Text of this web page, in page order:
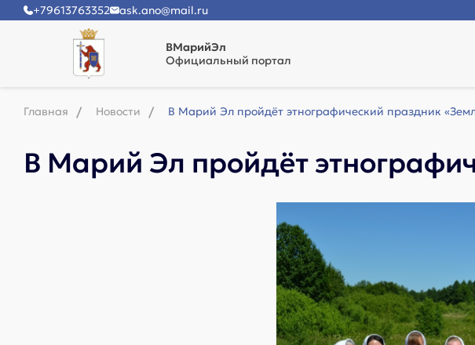
+79613763352 ask.ano@mail.ru
ВМарийЭл
Официальный портал
Главная Новости В Марий Эл пройдёт этнографический праздник
В Марий Эл пройдёт